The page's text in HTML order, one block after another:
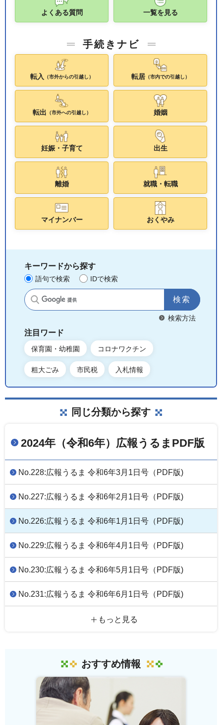
よくある質問 一覧を見る
手続きナビ
転入 （市外からの引越し） 転居（市内での引越し）
転出 （市外への引越し） 婚姻
妊娠・子育て 出生
離婚 就職・転職
マイナンバー おくやみ
キーワードから探す
語句で検索 IDで検索
サイト内検索
検索方法
注目ワード
保育園・幼稚園 コロナワクチン
粗大ごみ 市民税 入札情報
同じ分類から探す
2024年（令和6年）広報うるまPDF版
No.228:広報うるま 令和6年3月1日号（PDF版)
No.227:広報うるま 令和6年2月1日号（PDF版)
No.226:広報うるま 令和6年1月1日号（PDF版)
No.229:広報うるま 令和6年4月1日号（PDF版)
No.230:広報うるま 令和6年5月1日号（PDF版)
No.231:広報うるま 令和6年6月1日号（PDF版)
もっと見る
おすすめ情報